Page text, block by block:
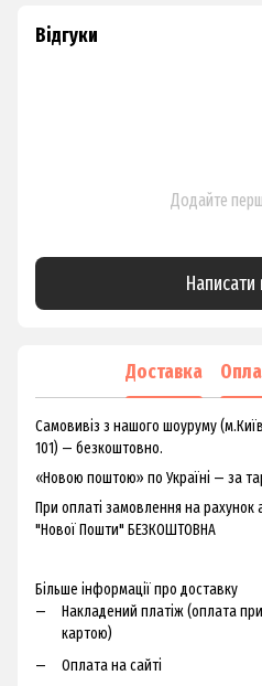
Відгуки
Додайте
Написати
Доставка
Самовивіз з нашого шоуруму
101) — безкоштовно.
«Новою поштою» по Україні — за
При оплаті замовлення на
"Нової Пошти" БЕЗКОШТОВНА
Більше інформації про доставку
Накладений платіж (оплата
картою)
Оплата на сайті